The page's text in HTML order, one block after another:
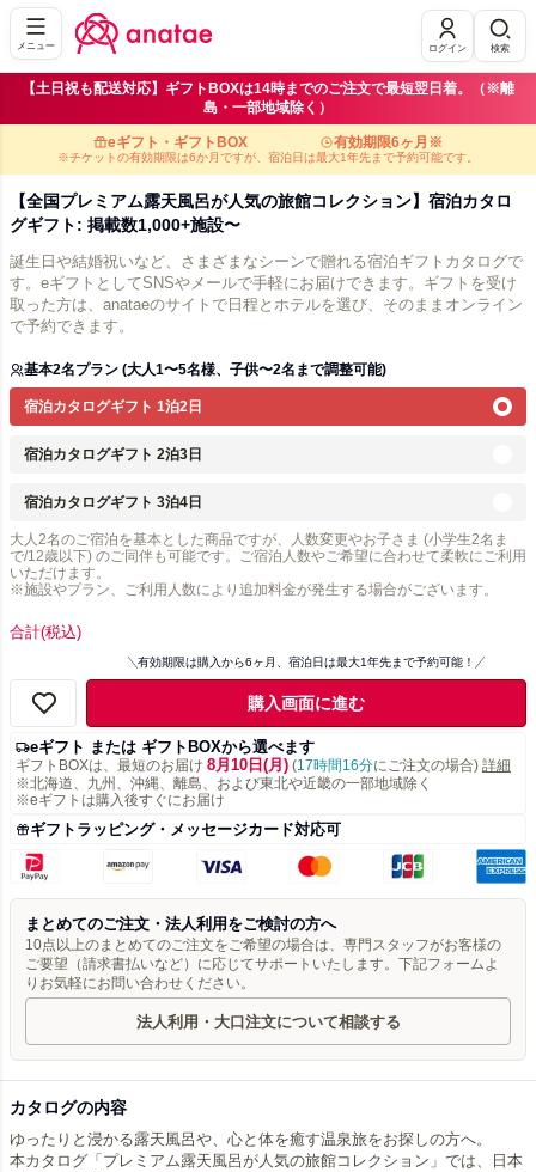
メニュー ログイン 検索
【土日祝も配送対応】ギフトBOXは14時までのご注文で最短翌日着。（※離
島・一部地域除く）
eギフト・ギフトBOX 有効期限6ヶ月※
※チケットの有効期限は6か月ですが、宿泊日は最大1年先まで予約可能です。
【全国プレミアム露天風呂が人気の旅館コレクション】宿泊カタロ
グギフト: 掲載数1,000+施設〜
誕生日や結婚祝いなど、さまざまなシーンで贈れる宿泊ギフトカタログで
す。eギフトとしてSNSやメールで手軽にお届けできます。ギフトを受け
取った方は、anataeのサイトで日程とホテルを選び、そのままオンライン
で予約できます。
基本2名プラン (大人1〜5名様、子供〜2名まで調整可能)
宿泊カタログギフト 1泊2日
宿泊カタログギフト 2泊3日
宿泊カタログギフト 3泊4日
大人2名のご宿泊を基本とした商品ですが、人数変更やお子さま (小学生2名ま
で/12歳以下) のご同伴も可能です。ご宿泊人数やご希望に合わせて柔軟にご利用
いただけます。
※施設やプラン、ご利用人数により追加料金が発生する場合がございます。
合計(税込)
有効期限は購入から6ヶ月、宿泊日は最大1年先まで予約可能！
購入画面に進む
eギフト または ギフトBOXから選べます
ギフトBOXは、最短のお届け 8月10日(月) (17時間16分にご注文の場合) 詳細
※北海道、九州、沖縄、離島、および東北や近畿の一部地域除く
※eギフトは購入後すぐにお届け
ギフトラッピング・メッセージカード対応可
まとめてのご注文・法人利用をご検討の方へ
10点以上のまとめてのご注文をご希望の場合は、専門スタッフがお客様の
ご要望（請求書払いなど）に応じてサポートいたします。下記フォームよ
りお気軽にお問い合わせください。
法人利用・大口注文について相談する
カタログの内容
ゆったりと浸かる露天風呂や、心と体を癒す温泉旅をお探しの方へ。
本カタログ「プレミアム露天風呂が人気の旅館コレクション」では、日本